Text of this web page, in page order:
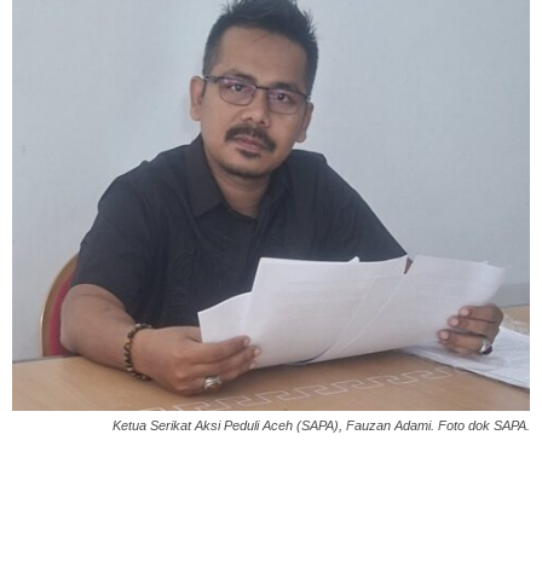
Ketua Serikat Aksi Peduli Aceh (SAPA), Fauzan Adami. Foto dok SAPA.